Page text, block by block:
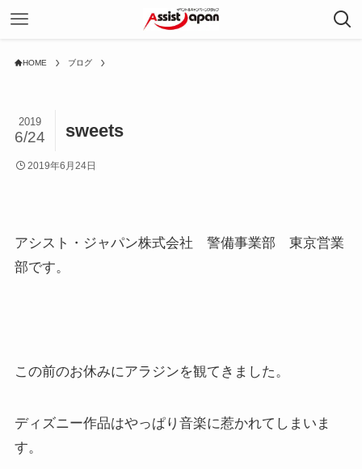
HOME ブログ
sweets
2019
6/24
2019年6月24日
アシスト・ジャパン株式会社 警備事業部 東京営業
部です。
この前のお休みにアラジンを観てきました。
ディズニー作品はやっぱり音楽に惹かれてしまいま
す。